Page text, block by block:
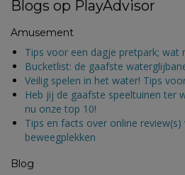
Blogs op PlayAdvisor
Amusement
Tips voor een dagje pretpark; wat
Bucketlist: de gaafste
Veilig spelen in het water! Tips
Heb jij de gaafste speeltuinen ter
nu onze top 10!
Tips en facts over online
beweegplekken
Blog